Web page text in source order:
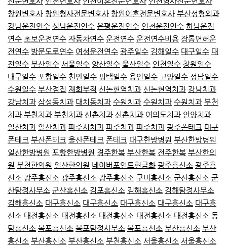
창원변호사 창원형사전문변호사 창원이혼전문변호사 부산성형외과
강남운전연수 성남운전연수 은평운전연수 인천운전연수 하남운전
연수 초보운전연수 자동차연수 운전연수 운전연수비용 장롱면허운
전연수 방문도로연수 여성운전연수 광주일수 김해일수 대구일수 대
전일수 부산일수 서울일수 양산일수 울산일수 인천일수 창원일수
대구일수 포항일수 천안일수 평택일수 용인일수 고양일수 성남일수
수원일수 부산점집 재회부적 신논현역치과 신논현역치과 강남치과
강남치과 삼성동치과 대치동치과 수원치과 수원치과 수원치과 부천
치과 부천치과 부천치과 신촌치과 신촌치과 여의도치과 안양치과
일산치과 일산치과 파주시치과 파주치과 파주치과 광주폰테크 대구
폰테크 부산폰테크 울산폰테크 폰테크 대구한방병원 부산한방병원
일산한방병원 포항한방병원 경주한복 부산한복 전주한복 부산한의
원 부천한의원 일산한의원 네이버포인트현금화 광주흥신소 광주흥
신소 광주흥신소 광주흥신소 광주흥신소 구미흥신소 군산흥신소 군
산탐정사무소 군산흥신소 김포흥신소 김해흥신소 김해탐정사무소
김해흥신소 대구흥신소 대구흥신소 대구흥신소 대구흥신소 대구흥
신소 대전흥신소 대전흥신소 대전흥신소 대전흥신소 대전흥신소 동
탐흥신소 목포흥신소 목포탐정사무소 목포흥신소 부산흥신소 부산
흥신소 부산흥신소 부산흥신소 부천흥신소 서울흥신소 서울흥신소